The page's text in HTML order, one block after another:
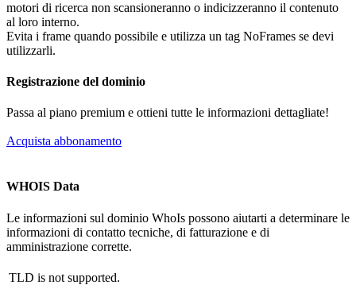
motori di ricerca non scansioneranno o indicizzeranno il contenuto
al loro interno.
Evita i frame quando possibile e utilizza un tag NoFrames se devi
utilizzarli.
Registrazione del dominio
Passa al piano premium e ottieni tutte le informazioni dettagliate!
Acquista abbonamento
WHOIS Data
Le informazioni sul dominio WhoIs possono aiutarti a determinare le
informazioni di contatto tecniche, di fatturazione e di
amministrazione corrette.
TLD is not supported.